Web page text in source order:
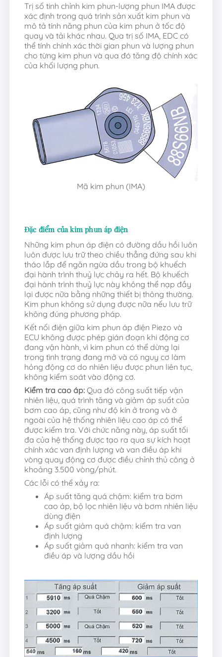
Trị số tinh chỉnh kim phun-lượng phun IMA được
xác định trong quá trình sản xuất kim phun và
mô tả tính năng phun của kim phun ở tốc độ
quay và tải khác nhau. Qua trị số IMA, EDC có
thể tính chính xác thời gian phun và lượng phun
cho từng kim phun và qua đó tăng độ chính xác
của khối lượng phun.
Mã kim phun (IMA)
Đặc điểm của kim phun áp điện
Những kim phun áp điện có đường dầu hồi luôn
luôn được lưu trữ theo chiều thẳng đứng sau khi
tháo lắp để ngăn ngừa dầu trong bộ khuếch
đại hành trình thuỷ lực chảy ra hết. Bộ khuếch
đại hành trình thuỷ lực này không thể nạp đầy
lại được nữa bằng những thiết bị thông thường.
Kim phun không sử dụng được nữa nếu lưu trữ
không đúng phương pháp.
Kết nối điện giữa kim phun áp điện Piezo và
ECU không được phép gián đoạn khi động cơ
đang vận hành, vì kim phun có thể dừng lại
trong tình trạng đang mở và có nguy cơ làm
hỏng động cơ do nhiên liệu được phun liên tục,
không kiểm soát vào động cơ.
Kiểm tra cao áp:Qua đó công suất tiếp vận
nhiên liệu, quá trình tăng và giảm áp suất của
bơm cao áp, cũng như độ kín ở trong và ở
ngoài của hệ thống nhiên liệu cao áp có thể
được kiểm tra. Với chức năng này, áp suất tối
đa của hệ thống được tạo ra qua sự kích hoạt
chính xác van định lượng và van điều áp khi
vòng quay động cơ được điều chỉnh thủ công ở
khoảng 3.500 vòng/phút.
Các lỗi có thể xảy ra:
Áp suất tăng quá chậm: kiểm tra bơm
cao áp, bộ lọc nhiên liệu và bơm nhiên liệu
dùng điện
Áp suất giảm quá chậm: kiểm tra van
định lượng
Áp suất giảm quá nhanh: kiểm tra van
điều áp và lượng dầu hồi